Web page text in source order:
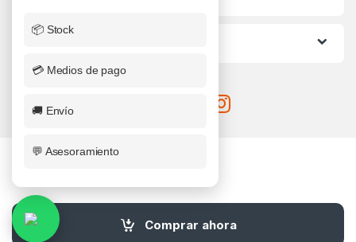
Comprar ahora
0341-4710482
📦 Stock
💳 Medios de pago
🚚 Envío
💬 Asesoramiento